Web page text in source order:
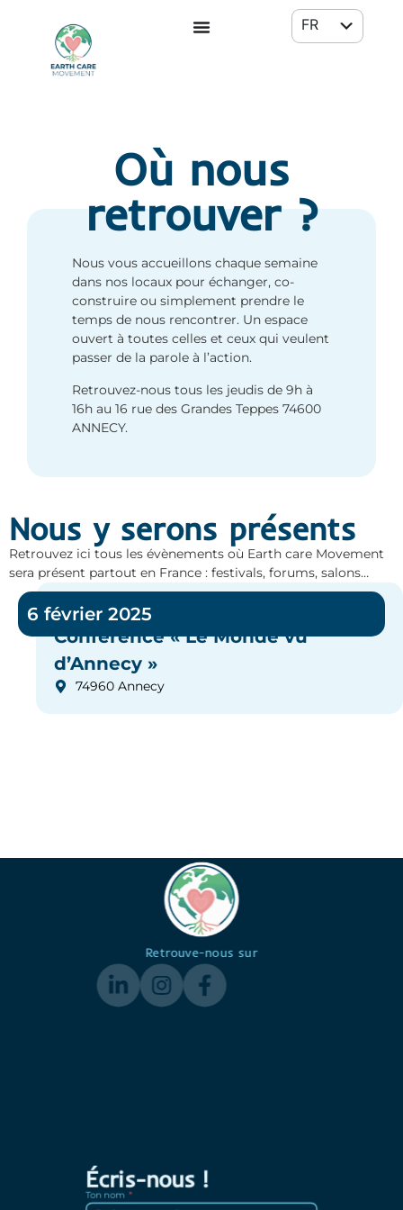
FR
Où nous
retrouver ?
Nous vous accueillons chaque semaine
dans nos locaux pour échanger, co-
construire ou simplement prendre le
temps de nous rencontrer. Un espace
ouvert à toutes celles et ceux qui veulent
passer de la parole à l’action.
Retrouvez-nous tous les jeudis de 9h à
16h au 16 rue des Grandes Teppes 74600
ANNECY.
Nous y serons présents
Retrouvez ici tous les évènements où Earth care Movement
sera présent partout en France : festivals, forums, salons…
6 février 2025
Conférence « Le Monde vu
d’Annecy »
74960 Annecy
Retrouve-nous sur
Écris-nous !
Ton nom